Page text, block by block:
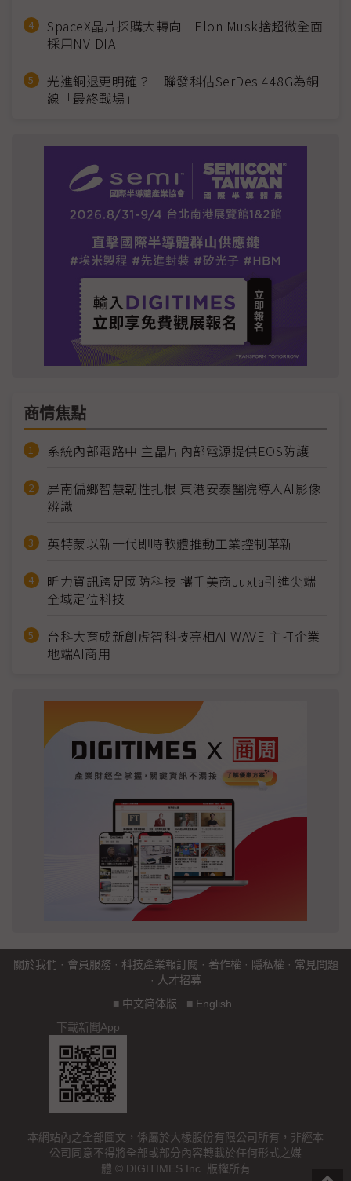
SpaceX晶片採購大轉向 Elon Musk捨超微全面
採用NVIDIA
光進銅退更明確？ 聯發科估SerDes 448G為銅
線「最終戰場」
商情焦點
系統內部電路中 主晶片內部電源提供EOS防護
屏南偏鄉智慧韌性扎根 東港安泰醫院導入AI影像
辨識
英特蒙以新一代即時軟體推動工業控制革新
昕力資訊跨足國防科技 攜手美商Juxta引進尖端
全域定位科技
台科大育成新創虎智科技亮相AI WAVE 主打企業
地端AI商用
關於我們 · 會員服務 · 科技產業報訂閱 · 著作權 · 隱私權 · 常見問題
· 人才招募
■ 中文简体版 ■ English
下載新聞App
本網站內之全部圖文，係屬於大椽股份有限公司所有，非經本
公司同意不得將全部或部分內容轉載於任何形式之媒
體 © DIGITIMES Inc. 版權所有